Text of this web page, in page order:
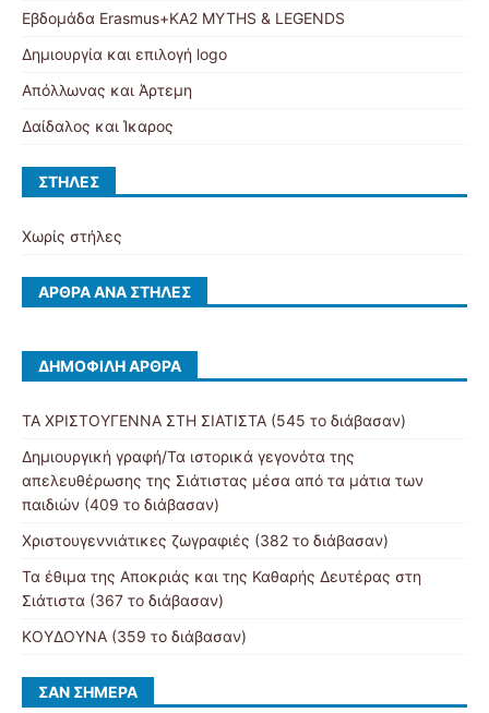
Εβδομάδα Erasmus+KA2 MYTHS & LEGENDS
Δημιουργία και επιλογή logo
Απόλλωνας και Άρτεμη
Δαίδαλος και Ίκαρος
ΣΤΉΛΕΣ
Χωρίς στήλες
ΆΡΘΡΑ ΑΝΆ ΣΤΉΛΕΣ
ΔΗΜΟΦΙΛΉ ΆΡΘΡΑ
ΤΑ ΧΡΙΣΤΟΥΓΕΝΝΑ ΣΤΗ ΣΙΑΤΙΣΤΑ (545 το διάβασαν)
Δημιουργική γραφή/Τα ιστορικά γεγονότα της
απελευθέρωσης της Σιάτιστας μέσα από τα μάτια των
παιδιών (409 το διάβασαν)
Χριστουγεννιάτικες ζωγραφιές (382 το διάβασαν)
Τα έθιμα της Αποκριάς και της Καθαρής Δευτέρας στη
Σιάτιστα (367 το διάβασαν)
ΚΟΥΔΟΥΝΑ (359 το διάβασαν)
ΣΑΝ ΣΉΜΕΡΑ